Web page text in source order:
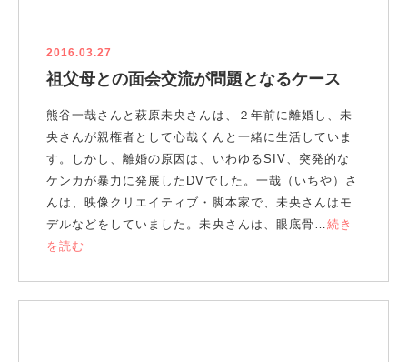
2016.03.27
祖父母との面会交流が問題となるケース
熊谷一哉さんと萩原未央さんは、２年前に離婚し、未
央さんが親権者として心哉くんと一緒に生活していま
す。しかし、離婚の原因は、いわゆるSIV、突発的な
ケンカが暴力に発展したDVでした。一哉（いちや）さ
んは、映像クリエイティブ・脚本家で、未央さんはモ
デルなどをしていました。未央さんは、眼底骨…続き
を読む